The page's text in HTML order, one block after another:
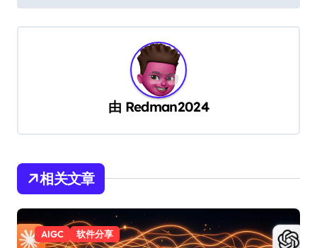
由 Redman2024
相关文章
AIGC 软件分享